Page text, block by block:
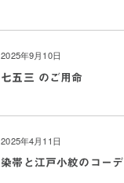
2025年9月10日
七五三 のご用命
2025年4月11日
染帯と江戸小紋のコーデ